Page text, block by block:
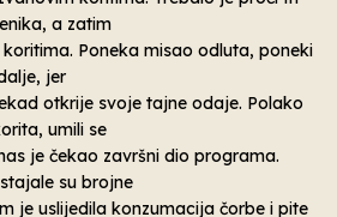
a zatim
Poneka misao odluta, poneki
jer
otkrije svoje tajne odaje. Polako
umili se
je čekao završni dio programa.
su brojne
je uslijedila konzumacija čorbe i pite